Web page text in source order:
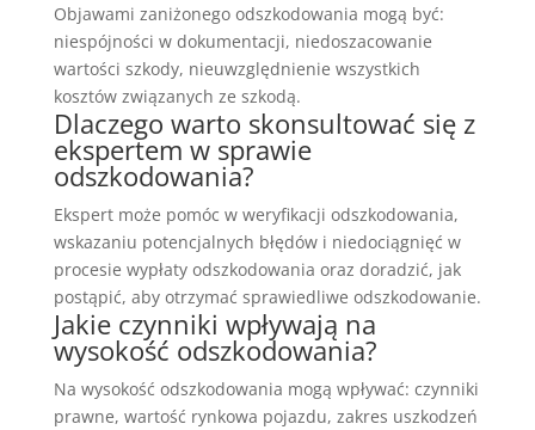
Objawami zaniżonego odszkodowania mogą być:
niespójności w dokumentacji, niedoszacowanie
wartości szkody, nieuwzględnienie wszystkich
kosztów związanych ze szkodą.
Dlaczego warto skonsultować się z
ekspertem w sprawie
odszkodowania?
Ekspert może pomóc w weryfikacji odszkodowania,
wskazaniu potencjalnych błędów i niedociągnięć w
procesie wypłaty odszkodowania oraz doradzić, jak
postąpić, aby otrzymać sprawiedliwe odszkodowanie.
Jakie czynniki wpływają na
wysokość odszkodowania?
Na wysokość odszkodowania mogą wpływać: czynniki
prawne, wartość rynkowa pojazdu, zakres uszkodzeń